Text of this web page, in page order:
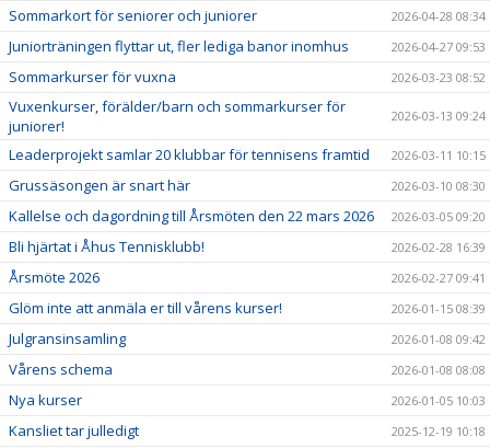
Sommarkort för seniorer och juniorer 2026-04-28 08:34
Juniorträningen flyttar ut, fler lediga banor inomhus 2026-04-27 09:53
Sommarkurser för vuxna 2026-03-23 08:52
Vuxenkurser, förälder/barn och sommarkurser för
juniorer!
2026-03-13 09:24
Leaderprojekt samlar 20 klubbar för tennisens framtid 2026-03-11 10:15
Grussäsongen är snart här 2026-03-10 08:30
Kallelse och dagordning till Årsmöten den 22 mars 2026 2026-03-05 09:20
Bli hjärtat i Åhus Tennisklubb! 2026-02-28 16:39
Årsmöte 2026 2026-02-27 09:41
Glöm inte att anmäla er till vårens kurser! 2026-01-15 08:39
Julgransinsamling 2026-01-08 09:42
Vårens schema 2026-01-08 08:08
Nya kurser 2026-01-05 10:03
Kansliet tar julledigt 2025-12-19 10:18